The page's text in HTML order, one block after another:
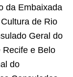
da Embaixada
de Rio
Geral do
Recife e Belo
do